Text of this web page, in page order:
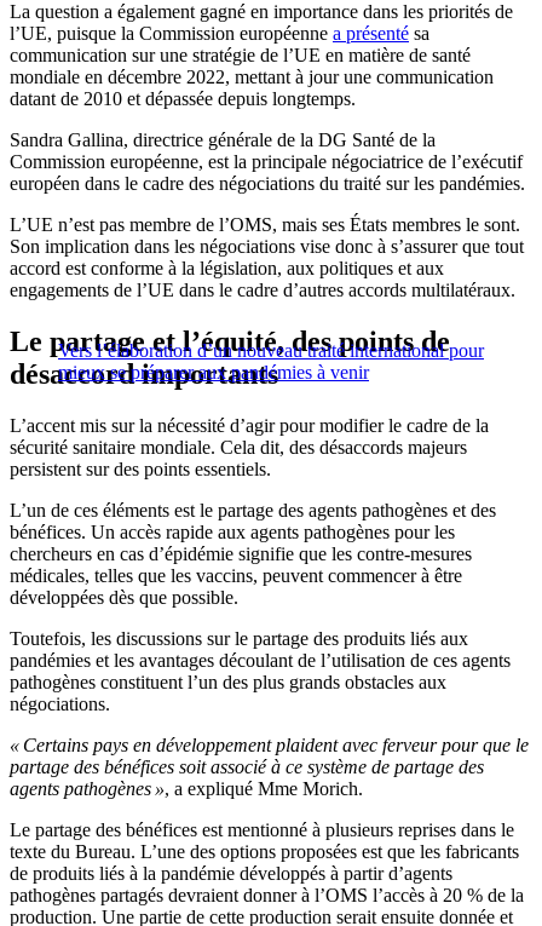
La question a également gagné en importance dans les priorités de
l’UE, puisque la Commission européenne a présenté sa
communication sur une stratégie de l’UE en matière de santé
mondiale en décembre 2022, mettant à jour une communication
datant de 2010 et dépassée depuis longtemps.
Sandra Gallina, directrice générale de la DG Santé de la
Commission européenne, est la principale négociatrice de l’exécutif
européen dans le cadre des négociations du traité sur les pandémies.
L’UE n’est pas membre de l’OMS, mais ses États membres le sont.
Son implication dans les négociations vise donc à s’assurer que tout
accord est conforme à la législation, aux politiques et aux
engagements de l’UE dans le cadre d’autres accords multilatéraux.
Vers l’élaboration d’un nouveau traité international pour
mieux se préparer aux pandémies à venir
Le partage et l’équité, des points de
désaccord importants
L’accent mis sur la nécessité d’agir pour modifier le cadre de la
sécurité sanitaire mondiale. Cela dit, des désaccords majeurs
persistent sur des points essentiels.
L’un de ces éléments est le partage des agents pathogènes et des
bénéfices. Un accès rapide aux agents pathogènes pour les
chercheurs en cas d’épidémie signifie que les contre-mesures
médicales, telles que les vaccins, peuvent commencer à être
développées dès que possible.
Toutefois, les discussions sur le partage des produits liés aux
pandémies et les avantages découlant de l’utilisation de ces agents
pathogènes constituent l’un des plus grands obstacles aux
négociations.
« Certains pays en développement plaident avec ferveur pour que le
partage des bénéfices soit associé à ce système de partage des
agents pathogènes », a expliqué Mme Morich.
Le partage des bénéfices est mentionné à plusieurs reprises dans le
texte du Bureau. L’une des options proposées est que les fabricants
de produits liés à la pandémie développés à partir d’agents
pathogènes partagés devraient donner à l’OMS l’accès à 20 % de la
production. Une partie de cette production serait ensuite donnée et